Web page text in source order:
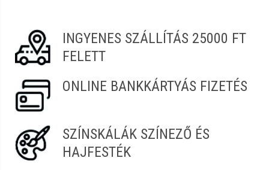
INGYENES SZÁLLÍTÁS 25000 FT
FELETT
ONLINE BANKKÁRTYÁS FIZETÉS
SZÍNSKÁLÁK SZÍNEZŐ ÉS
HAJFESTÉK